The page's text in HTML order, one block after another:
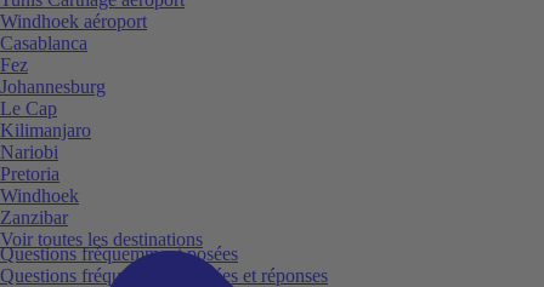
Questions fréquemment posées
Questions fréquemment posées et réponses
Windhoek aéroport
Casablanca
Fez
Johannesburg
Le Cap
Kilimanjaro
Nariobi
Pretoria
Windhoek
Zanzibar
Voir toutes les destinations